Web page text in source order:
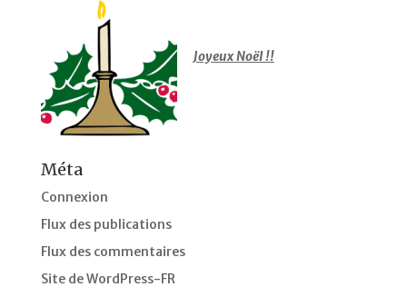
Joyeux Noël !!
Méta
Connexion
Flux des publications
Flux des commentaires
Site de WordPress-FR